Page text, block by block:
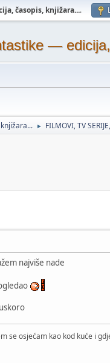
časopis, knjižara....
—
► FILMOVI, TV
najviše nade
se osjećam kao kod kuće i